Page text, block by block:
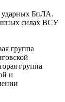
ударных БпЛА.
силах ВСУ
группа
группа
и